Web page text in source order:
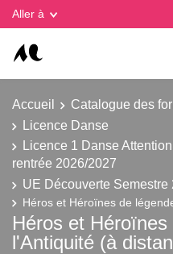
Aller à
Accueil Catalogue des
Licence Danse
Licence 1 Danse
rentrée 2026/2027
UE Découverte Semestre
Héros et Héroïnes de
Héros et
l'Antiquité (à
Gestion des cookies